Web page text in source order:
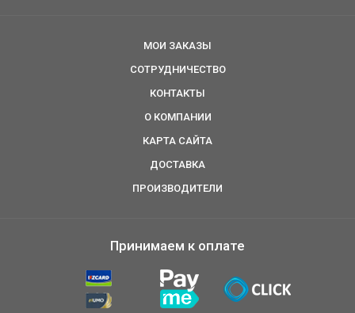
МОИ ЗАКАЗЫ
СОТРУДНИЧЕСТВО
КОНТАКТЫ
О КОМПАНИИ
КАРТА САЙТА
ДОСТАВКА
ПРОИЗВОДИТЕЛИ
Принимаем к оплате